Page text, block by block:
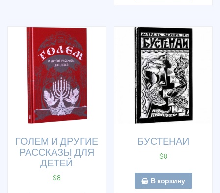
ГОЛЕМ И ДРУГИЕ
РАССКАЗЫ ДЛЯ
ДЕТЕЙ
$8
БУСТЕНАИ
$8
В корзину